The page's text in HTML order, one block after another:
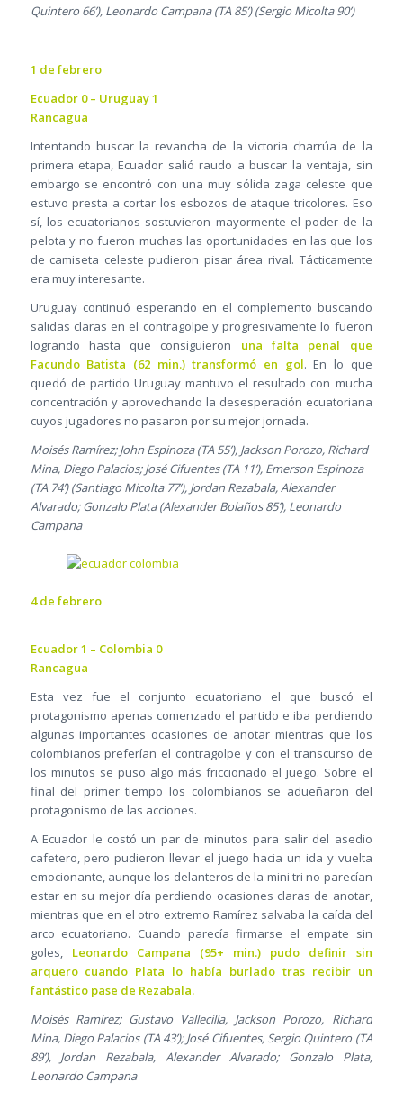
Quintero 66’), Leonardo Campana (TA 85’) (Sergio Micolta 90’)
1 de febrero
Ecuador 0 – Uruguay 1
Rancagua
Intentando buscar la revancha de la victoria charrúa de la
primera etapa, Ecuador salió raudo a buscar la ventaja, sin
embargo se encontró con una muy sólida zaga celeste que
estuvo presta a cortar los esbozos de ataque tricolores. Eso
sí, los ecuatorianos sostuvieron mayormente el poder de la
pelota y no fueron muchas las oportunidades en las que los
de camiseta celeste pudieron pisar área rival. Tácticamente
era muy interesante.
Uruguay continuó esperando en el complemento buscando
salidas claras en el contragolpe y progresivamente lo fueron
logrando hasta que consiguieron una falta penal que
Facundo Batista (62 min.) transformó en gol. En lo que
quedó de partido Uruguay mantuvo el resultado con mucha
concentración y aprovechando la desesperación ecuatoriana
cuyos jugadores no pasaron por su mejor jornada.
Moisés Ramírez; John Espinoza (TA 55’), Jackson Porozo, Richard
Mina, Diego Palacios; José Cifuentes (TA 11’), Emerson Espinoza
(TA 74’) (Santiago Micolta 77’), Jordan Rezabala, Alexander
Alvarado; Gonzalo Plata (Alexander Bolaños 85’), Leonardo
Campana
4 de febrero
Ecuador 1 – Colombia 0
Rancagua
Esta vez fue el conjunto ecuatoriano el que buscó el
protagonismo apenas comenzado el partido e iba perdiendo
algunas importantes ocasiones de anotar mientras que los
colombianos preferían el contragolpe y con el transcurso de
los minutos se puso algo más friccionado el juego. Sobre el
final del primer tiempo los colombianos se adueñaron del
protagonismo de las acciones.
A Ecuador le costó un par de minutos para salir del asedio
cafetero, pero pudieron llevar el juego hacia un ida y vuelta
emocionante, aunque los delanteros de la mini tri no parecían
estar en su mejor día perdiendo ocasiones claras de anotar,
mientras que en el otro extremo Ramírez salvaba la caída del
arco ecuatoriano. Cuando parecía firmarse el empate sin
goles, Leonardo Campana (95+ min.) pudo definir sin
arquero cuando Plata lo había burlado tras recibir un
fantástico pase de Rezabala.
Moisés Ramírez; Gustavo Vallecilla, Jackson Porozo, Richard
Mina, Diego Palacios (TA 43’); José Cifuentes, Sergio Quintero (TA
89’), Jordan Rezabala, Alexander Alvarado; Gonzalo Plata,
Leonardo Campana